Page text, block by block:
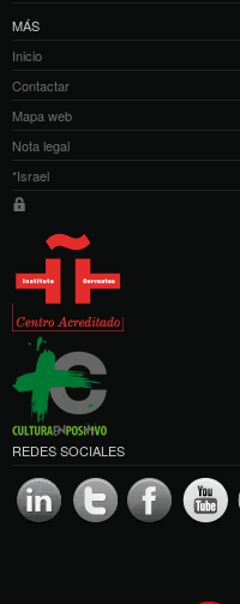
MÁS
Inicio
Contactar
Mapa web
Nota legal
*Israel
REDES SOCIALES